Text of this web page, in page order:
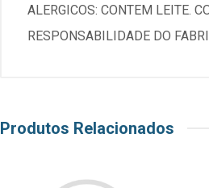
ALERGICOS: CONTEM LEITE.
RESPONSABILIDADE DO
Produtos Relacionados